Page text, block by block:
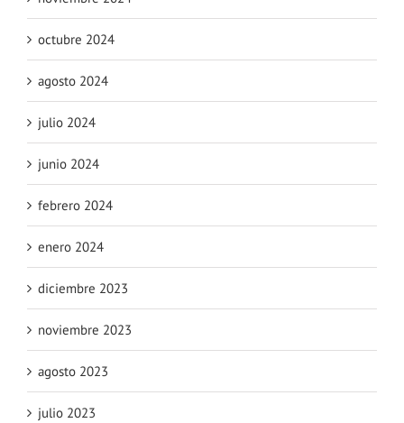
octubre 2024
agosto 2024
julio 2024
junio 2024
febrero 2024
enero 2024
diciembre 2023
noviembre 2023
agosto 2023
julio 2023